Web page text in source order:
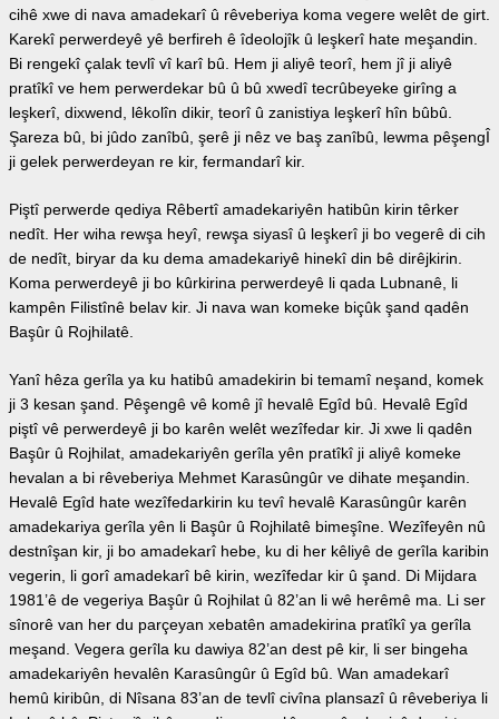
cihê xwe di nava amadekarî û rêveberiya koma vegere welêt de girt.
Karekî perwerdeyê yê berfireh ê îdeolojîk û leşkerî hate meşandin.
Bi rengekî çalak tevlî vî karî bû. Hem ji aliyê teorî, hem jî ji aliyê
pratîkî ve hem perwerdekar bû û bû xwedî tecrûbeyeke girîng a
leşkerî, dixwend, lêkolîn dikir, teorî û zanistiya leşkerî hîn bûbû.
Şareza bû, bi jûdo zanîbû, şerê ji nêz ve baş zanîbû, lewma pêşengÎ
ji gelek perwerdeyan re kir, fermandarî kir.
Piştî perwerde qediya Rêbertî amadekariyên hatibûn kirin têrker
nedît. Her wiha rewşa heyî, rewşa siyasî û leşkerî ji bo vegerê di cih
de nedît, biryar da ku dema amadekariyê hinekî din bê dirêjkirin.
Koma perwerdeyê ji bo kûrkirina perwerdeyê li qada Lubnanê, li
kampên Filistînê belav kir. Ji nava wan komeke biçûk şand qadên
Başûr û Rojhilatê.
Yanî hêza gerîla ya ku hatibû amadekirin bi temamî neşand, komek
ji 3 kesan şand. Pêşengê vê komê jî hevalê Egîd bû. Hevalê Egîd
piştî vê perwerdeyê ji bo karên welêt wezîfedar kir. Ji xwe li qadên
Başûr û Rojhilat, amadekariyên gerîla yên pratîkî ji aliyê komeke
hevalan a bi rêveberiya Mehmet Karasûngûr ve dihate meşandin.
Hevalê Egîd hate wezîfedarkirin ku tevî hevalê Karasûngûr karên
amadekariya gerîla yên li Başûr û Rojhilatê bimeşîne. Wezîfeyên nû
destnîşan kir, ji bo amadekarî hebe, ku di her kêliyê de gerîla karibin
vegerin, li gorî amadekarî bê kirin, wezîfedar kir û şand. Di Mijdara
1981’ê de vegeriya Başûr û Rojhilat û 82’an li wê herêmê ma. Li ser
sînorê van her du parçeyan xebatên amadekirina pratîkî ya gerîla
meşand. Vegera gerîla ku dawiya 82’an dest pê kir, li ser bingeha
amadekariyên hevalên Karasûngûr û Egîd bû. Wan amadekarî
hemû kiribûn, di Nîsana 83’an de tevlî civîna plansazî û rêveberiya li